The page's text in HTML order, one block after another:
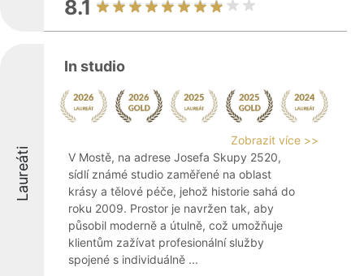
8.1
Laureáti
In studio
Zobrazit více >>
V Mostě, na adrese Josefa Skupy 2520,
sídlí známé studio zaměřené na oblast
krásy a tělové péče, jehož historie sahá do
roku 2009. Prostor je navržen tak, aby
působil moderně a útulně, což umožňuje
klientům zažívat profesionální služby
spojené s individuálně ...